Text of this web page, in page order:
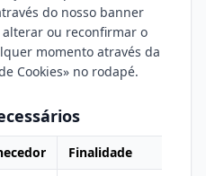
do nosso banner
alterar ou reconfirmar o
momento através da
Cookies» no rodapé.
Finalidade